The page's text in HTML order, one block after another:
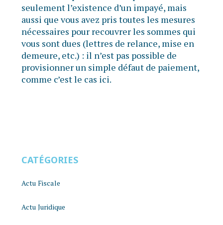
seulement l’existence d’un impayé, mais
aussi que vous avez pris toutes les mesures
nécessaires pour recouvrer les sommes qui
vous sont dues (lettres de relance, mise en
demeure, etc.) : il n’est pas possible de
provisionner un simple défaut de paiement,
comme c’est le cas ici.
CATÉGORIES
Actu Fiscale
Actu Juridique